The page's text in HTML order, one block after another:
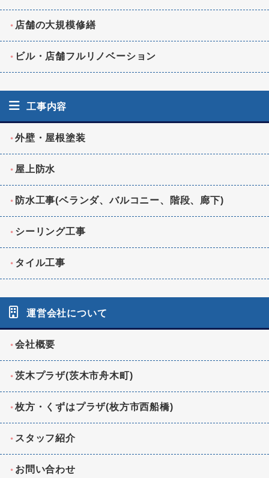
店舗の大規模修繕
ビル・店舗フルリノベーション
工事内容
外壁・屋根塗装
屋上防水
防水工事(ベランダ、バルコニー、階段、廊下)
シーリング工事
タイル工事
運営会社について
会社概要
茨木プラザ(茨木市舟木町)
枚方・くずはプラザ(枚方市西船橋)
スタッフ紹介
お問い合わせ